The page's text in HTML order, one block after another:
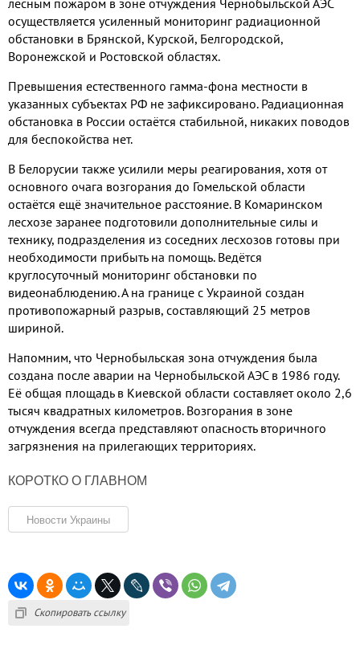
осуществляется усиленный мониторинг радиационной
обстановки в Брянской, Курской, Белгородской,
Воронежской и Ростовской областях.
Превышения естественного гамма-фона местности в
указанных субъектах РФ не зафиксировано. Радиационная
обстановка в России остаётся стабильной, никаких поводов
для беспокойства нет.
В Белорусии также усилили меры реагирования, хотя от
основного очага возгорания до Гомельской области
остаётся ещё значительное расстояние. В Комаринском
лесхозе заранее подготовили дополнительные силы и
технику, подразделения из соседних лесхозов готовы при
необходимости прибыть на помощь. Ведётся
круглосуточный мониторинг обстановки по
видеонаблюдению.А на границе с Украиной создан
противопожарный разрыв, составляющий 25 метров
шириной.
Напомним, что Чернобыльская зона отчуждения была
создана после аварии на Чернобыльской АЭС в 1986 году.
Её общая площадь в Киевской области составляет около 2,6
тысяч квадратных километров. Возгорания в зоне
отчуждения всегда представляют опасность вторичного
загрязнения на прилегающих территориях.
КОРОТКО О ГЛАВНОМ
Новости Украины
Скопировать ссылку